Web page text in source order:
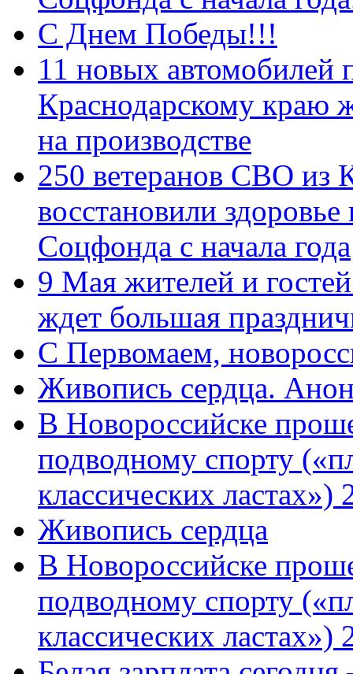
С Днем Победы!!!
11 новых автомобилей
Краснодарскому краю
на производстве
250 ветеранов СВО из
восстановили
Соцфонда с начала года
9 Мая жителей и
ждет большая
C Первомаем,
Живопись сердца.
В Новороссийске
подводному спорту
классических
Живопись сердца
В Новороссийске
подводному спорту
классических ластах»)